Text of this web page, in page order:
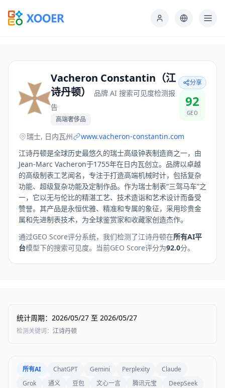
Vacheron Constantin（江
诗丹顿）
品牌 AI 搜索可见度检测报
告
高端奢侈品
分享
92
GEO
瑞士, 日内瓦州
www.vacheron-constantin.com
江诗丹顿是全球历史最悠久的瑞士高级钟表制造商之一，由
Jean-Marc Vacheron于1755年在日内瓦创立。品牌以卓越
的高级制表工艺闻名，专注于打造高端机械时计，包括复杂
功能、超级复杂功能及定制作品。作为瑞士制表“三驾马车”之
一，它以无与伦比的精湛工艺、技术造诣和艺术设计而备受
赞誉。其产品是永恒优雅、精准和专属的象征，采用珍贵金
属和先进制表技术，为全球鉴赏家和收藏家创造杰作。
通过GEO Score评分系统，我们检测了江诗丹顿在所有AI平
台模型下的搜索可见度。 当前GEO Score评分为92.0分。
统计周期： 2026/05/27 至 2026/05/27
检测关键词： 江诗丹顿
所有AI ChatGPT Gemini Perplexity
Claude
Grok
通义 豆包 文心一言 腾讯元宝 DeepSeek